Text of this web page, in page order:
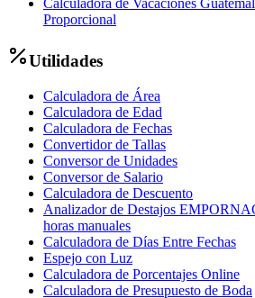
Calculadora de Vacaciones
Proporcional
Utilidades
Calculadora de Área
Calculadora de Edad
Calculadora de Fechas
Convertidor de Tallas
Conversor de Unidades
Conversor de Salario
Calculadora de Descuento
Analizador de Destajos
horas manuales
Calculadora de Días Entre Fechas
Espejo con Luz
Calculadora de Porcentajes Online
Calculadora de Presupuesto de Boda